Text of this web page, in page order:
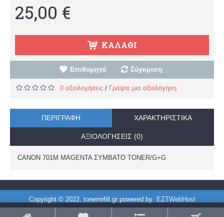
25,00 €
ΚΑΛΆΘΙ
Επιθυμητό Σύγκριση
0 αξιολογήσεις / Γράψτε μια αξιολόγηση
ΠΕΡΙΓΡΑΦΉ ΧΑΡΑΚΤΗΡΙΣΤΙΚΆ
ΑΞΙΟΛΟΓΉΣΕΙΣ (0)
CANON 701M MAGENTA ΣΥΜΒΑΤΟ TONER/G+G
Copyright © 2022, tonerrefill.gr powered by EZTWebHost